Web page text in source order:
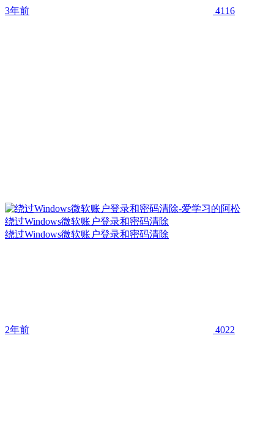
3年前 4116
绕过Windows微软账户登录和密码清除
绕过Windows微软账户登录和密码清除
2年前 4022